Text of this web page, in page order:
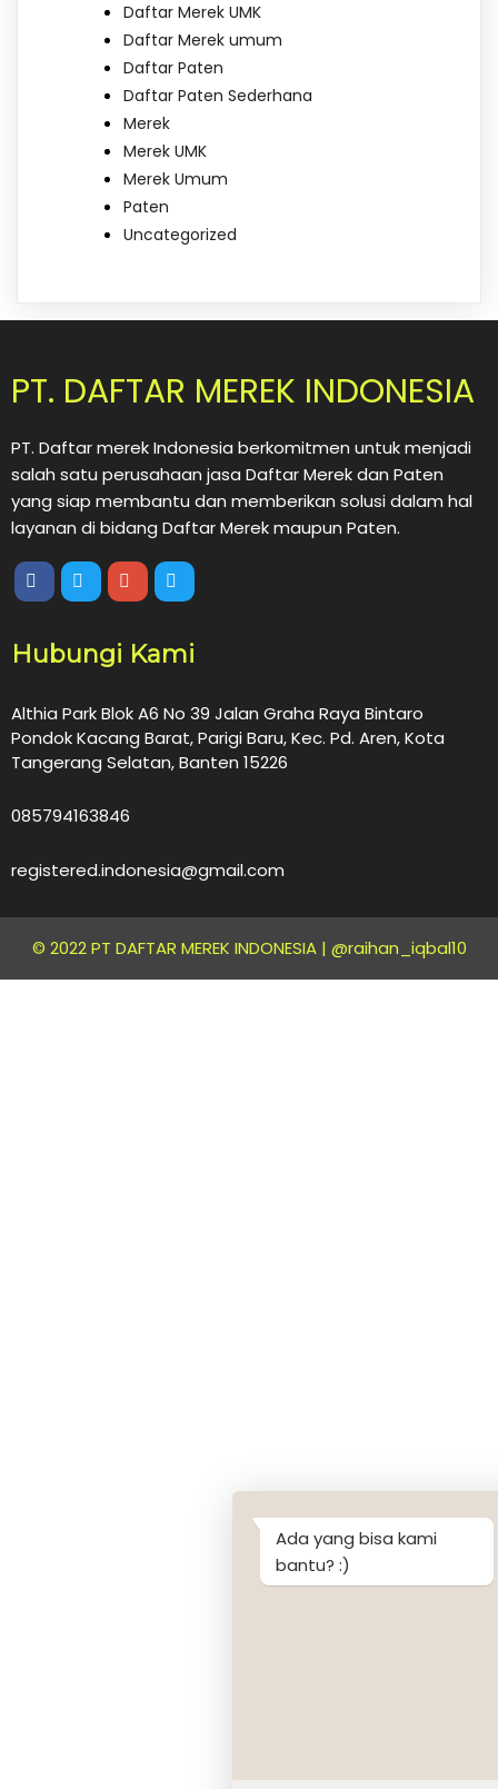
Daftar Merek UMK
Daftar Merek umum
Daftar Paten
Daftar Paten Sederhana
Merek
Merek UMK
Merek Umum
Paten
Uncategorized
PT. DAFTAR MEREK INDONESIA
PT. Daftar merek Indonesia berkomitmen untuk menjadi
salah satu perusahaan jasa Daftar Merek dan Paten
yang siap membantu dan memberikan solusi dalam hal
layanan di bidang Daftar Merek maupun Paten.
Hubungi Kami
Althia Park Blok A6 No 39 Jalan Graha Raya Bintaro
Pondok Kacang Barat, Parigi Baru, Kec. Pd. Aren, Kota
Tangerang Selatan, Banten 15226
085794163846
registered.indonesia@gmail.com
© 2022 PT DAFTAR MEREK INDONESIA | @raihan_iqbal10
Ada yang bisa kami
bantu? :)